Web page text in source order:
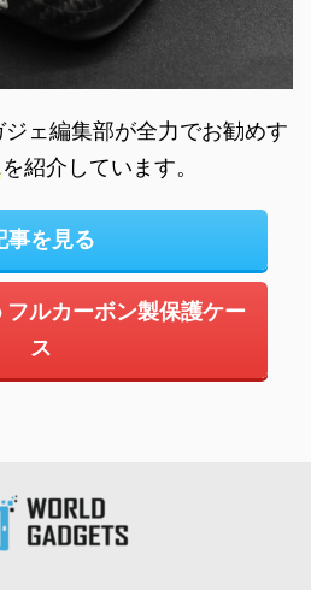
ェ編集部が全力でお勧めす
を紹介しています。
事を見る
ルカーボン製保護ケー
ス